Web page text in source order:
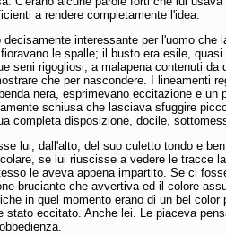
a rendere completamente l'idea.
interessante per l'uomo che
le spalle; il busto era esile, quasi
seni rigogliosi, a malapena contenuti da
che per nascondere. I lineamenti
nera, esprimevano eccitazione e un
schiusa che lasciava sfuggire
completa disposizione, docile,
lui, dall'alto, del suo culetto tondo e
se lui riuscisse a vedere le tracce
le aveva appena impartito. Se ci
bruciante che avvertiva ed il colore
in quel momento erano di un bel color
stato eccitato. Anche lei. Le piaceva